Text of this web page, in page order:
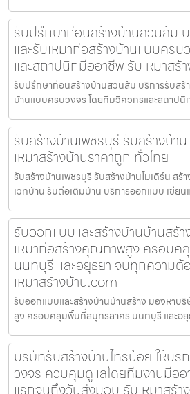
รับปรึกษาก่อนสร้างบ้านสวนส้ม
และรับเหมาก่อสร้างบ้านแบบคร
และสถาปนิกมืออาชีพ รับเหมาสร้
รับปรึกษาก่อนสร้างบ้านสวนส้ม บริการรับสร้
บ้านแบบครบวงจร โดยทีมวิศวกรและสถาปนิ
รับสร้างบ้านเพชรบุรี รับสร้างบ้า
เหมาสร้างบ้านราคาถูก ทั่วไทย
รับสร้างบ้านเพชรบุรี รับสร้างบ้านโมเดิร์น สร้
เวทบ้าน รับต่อเติมบ้าน บริการออกแบบ เขีย
รับออกแบบและสร้างบ้านบ้านสร้
เหมาก่อสร้างคุณภาพสูง ครอบ
นนทบุรี และอยุธยา จบทุกความต้
เหมาสร้างบ้าน.com
รับออกแบบและสร้างบ้านบ้านสร้าง มองหาบ
สูง ครอบคลุมพื้นที่สมุทรสาคร นนทบุรี และอ
บริษัทรับสร้างบ้านไทรน้อย ให้บริ
วงจร ควบคุมดูแลโดยทีมงานมือ